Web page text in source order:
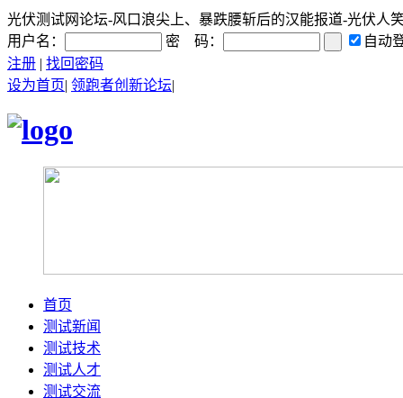
光伏测试网论坛-风口浪尖上、暴跌腰斩后的汉能报道-光伏人
用户名：
密 码：
自动
注册 | 找回密码
设为首页| 领跑者创新论坛|
首页
测试新闻
测试技术
测试人才
测试交流